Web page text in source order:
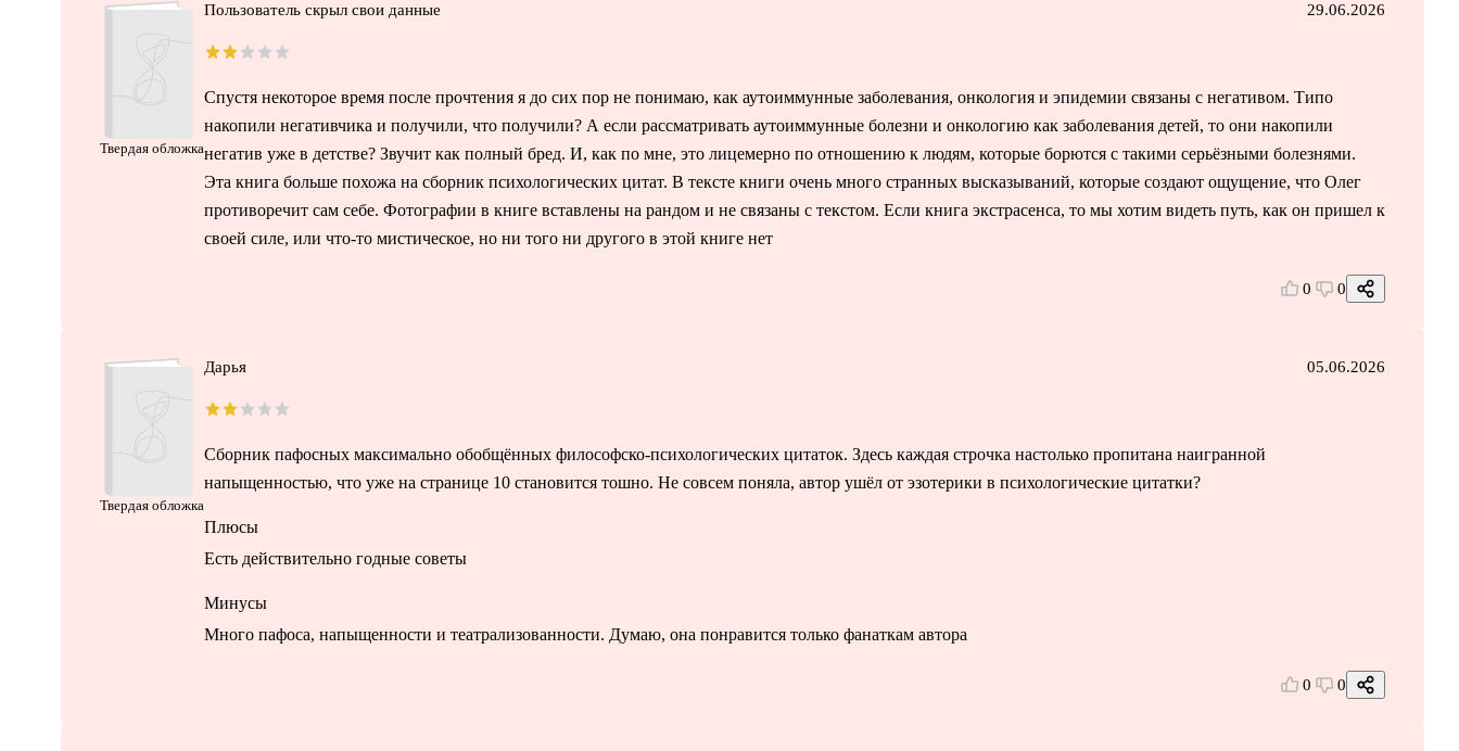
Твердая обложка
Пользователь скрыл свои данные 29.06.2026
Спустя некоторое время после прочтения я до сих пор не понимаю, как аутоиммунные заболевания, онкология и эпидемии связаны с негативом. Типо
накопили негативчика и получили, что получили? А если рассматривать аутоиммунные болезни и онкологию как заболевания детей, то они накопили
негатив уже в детстве? Звучит как полный бред. И, как по мне, это лицемерно по отношению к людям, которые борются с такими серьёзными болезнями.
Эта книга больше похожа на сборник психологических цитат. В тексте книги очень много странных высказываний, которые создают ощущение, что Олег
противоречит сам себе. Фотографии в книге вставлены на рандом и не связаны с текстом. Если книга экстрасенса, то мы хотим видеть путь, как он пришел к
своей силе, или что-то мистическое, но ни того ни другого в этой книге нет
0 0
Твердая обложка
Дарья 05.06.2026
Сборник пафосных максимально обобщённых философско-психологических цитаток. Здесь каждая строчка настолько пропитана наигранной
напыщенностью, что уже на странице 10 становится тошно. Не совсем поняла, автор ушёл от эзотерики в психологические цитатки?
Плюсы
Есть действительно годные советы
Минусы
Много пафоса, напыщенности и театрализованности. Думаю, она понравится только фанаткам автора
0 0